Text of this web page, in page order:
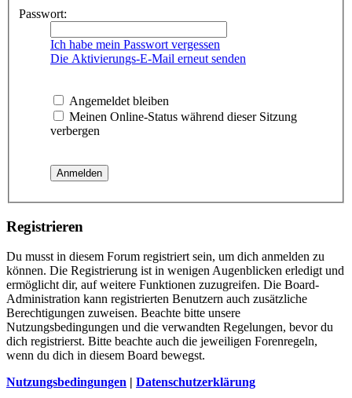
Passwort:
Ich habe mein Passwort vergessen
Die Aktivierungs-E-Mail erneut senden
Angemeldet bleiben
Meinen Online-Status während dieser Sitzung
verbergen
Registrieren
Du musst in diesem Forum registriert sein, um dich anmelden zu
können. Die Registrierung ist in wenigen Augenblicken erledigt und
ermöglicht dir, auf weitere Funktionen zuzugreifen. Die Board-
Administration kann registrierten Benutzern auch zusätzliche
Berechtigungen zuweisen. Beachte bitte unsere
Nutzungsbedingungen und die verwandten Regelungen, bevor du
dich registrierst. Bitte beachte auch die jeweiligen Forenregeln,
wenn du dich in diesem Board bewegst.
Nutzungsbedingungen | Datenschutzerklärung